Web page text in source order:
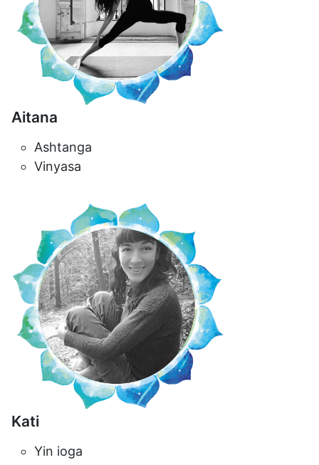
Aitana
Ashtanga
Vinyasa
Kati
Yin ioga